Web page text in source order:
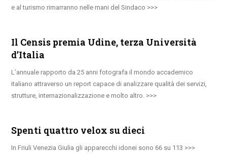
e al turismo rimarranno nelle mani del Sindaco
Il Censis premia Udine, terza Università
d’Italia
L’annuale rapporto da 25 anni fotografa il mondo accademico
italiano attraverso un report capace di analizzare qualità dei servizi,
strutture, internazionalizzazione e molto altro.
Spenti quattro velox su dieci
In Friuli Venezia Giulia gli apparecchi idonei sono 66 su 113